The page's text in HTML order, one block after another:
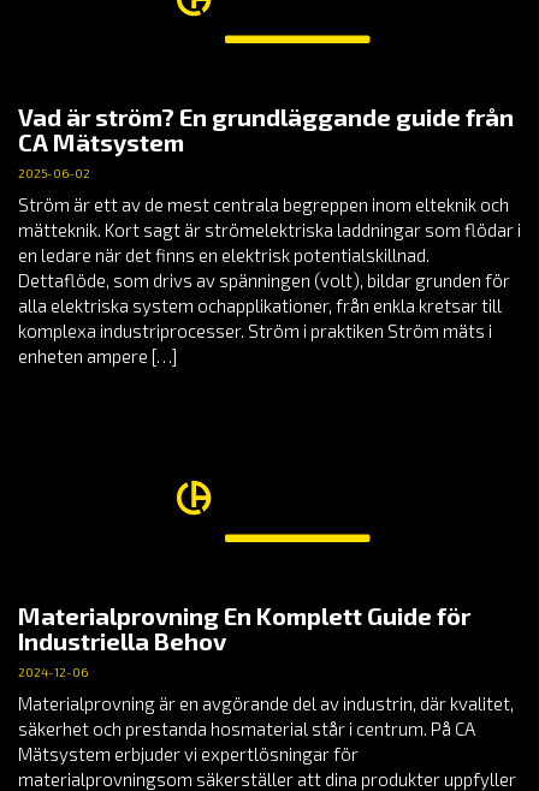
Vad är ström? En grundläggande guide från
CA Mätsystem
2025-06-02
Ström är ett av de mest centrala begreppen inom elteknik och
mätteknik. Kort sagt är strömelektriska laddningar som flödar i
en ledare när det finns en elektrisk potentialskillnad.
Dettaflöde, som drivs av spänningen (volt), bildar grunden för
alla elektriska system ochapplikationer, från enkla kretsar till
komplexa industriprocesser. Ström i praktiken Ström mäts i
enheten ampere […]
Materialprovning En Komplett Guide för
Industriella Behov
2024-12-06
Materialprovning är en avgörande del av industrin, där kvalitet,
säkerhet och prestanda hosmaterial står i centrum. På CA
Mätsystem erbjuder vi expertlösningar för
materialprovningsom säkerställer att dina produkter uppfyller